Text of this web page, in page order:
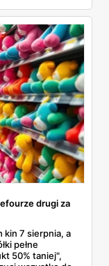
rzeczy, przy
kalendarz.
drugi za
kin 7 sierpnia, a
pełne
50% taniej",